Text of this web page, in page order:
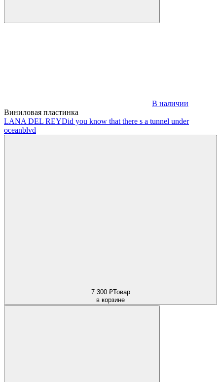
В наличии
Виниловая пластинка
LANA DEL REYDid you know that there s a tunnel under
oceanblvd
7 300 ₽Товар
в корзине